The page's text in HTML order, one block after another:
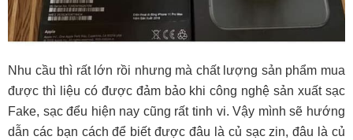
Nhu cầu thì rất lớn rồi nhưng mà chất lượng sản phẩm mua
được thì liệu có được đảm bảo khi công nghệ sản xuất sạc
Fake, sạc đểu hiện nay cũng rất tinh vi. Vậy mình sẽ hướng
dẫn các bạn cách để biết được đâu là củ sạc zin, đâu là củ